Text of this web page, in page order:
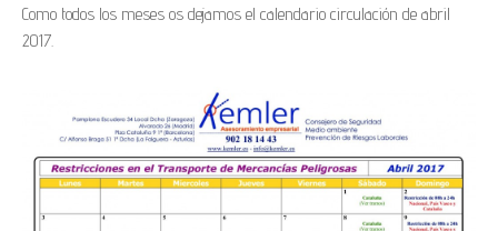
Como todos los meses os dejamos el calendario circulación de abril
2017.